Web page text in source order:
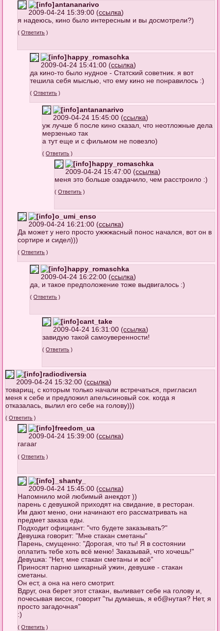
antananarivo
2009-04-24 15:39:00 (ссылка)
я надеюсь, кино было интересным и вы досмотрели?)
(Ответить )
happy_romaschka
2009-04-24 15:41:00 (ссылка)
да кино-то было нудное - Статский советник. я вот
тешила себя мыслью, что ему кино не понравилось :)
(Ответить )
antananarivo
2009-04-24 15:45:00 (ссылка)
уж лучше б после кино сказал, что неотложные дела
мерзенько так
а тут еще и с фильмом не повезло)
(Ответить )
happy_romaschka
2009-04-24 15:47:00 (ссылка)
меня это больше озадачило, чем расстроило :)
(Ответить )
o_umi_enso
2009-04-24 16:21:00 (ссылка)
Да может у него просто ужжжасный понос начался, вот он в
сортире и сидел)))
(Ответить )
happy_romaschka
2009-04-24 16:22:00 (ссылка)
да, и такое предположение тоже выдвигалось :)
(Ответить )
cant_take
2009-04-24 16:31:00 (ссылка)
завидую такой самоуверенности!
(Ответить )
radiodiversia
2009-04-24 15:32:00 (ссылка)
товарищ, с которым только начали встречаться, пригласил
меня к себе и предложил апельсиновый сок. когда я
отказалась, вылил его себе на голову)))
(Ответить )
freedom_ua
2009-04-24 15:39:00 (ссылка)
гагааг
(Ответить )
_shanty_
2009-04-24 15:45:00 (ссылка)
Напомнило мой любимый анекдот ))
парень с девушкой приходят на свидание, в ресторан.
Им дают меню, они начинают его рассматривать на
предмет заказа еды.
Подходит официант: "что будете заказывать?"
Девушка говорит: "Мне стакан сметаны"
Парень, смущенно: "Дорогая, что ты! Я в состоянии
оплатить тебе хоть всё меню! Заказывай, что хочешь!"
Девушка: "Нет, мне стакан сметаны и всё"
Приносят парню шикарный ужин, девушке - стакан
сметаны.
Он ест, а она на него смотрит.
Вдруг, она берет этот стакан, выливает себе на голову и,
почесывая висок, говорит "ты думаешь, я еб@нутая? Нет, я
просто загадочная"
:)
(Ответить )